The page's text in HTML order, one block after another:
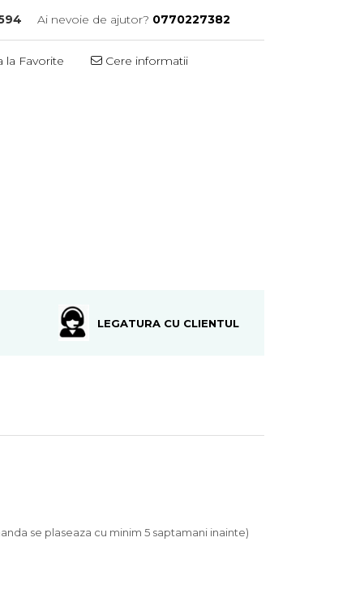
Ai nevoie de ajutor? 0770227382
la Favorite Cere informatii
LEGATURA CU CLIENTUL
se plaseaza cu minim 5 saptamani inainte)